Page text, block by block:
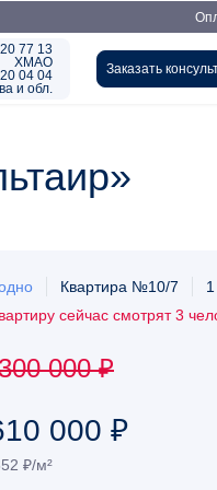
77 13
ХМАО
04 04
и обл.
Заказать
Квартира №10/7
сейчас смотрят 3
000 ₽
000 ₽
₽/м²